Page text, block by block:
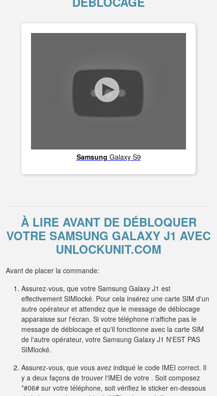
Samsung Galaxy S9
À LIRE AVANT DE DÉBLOQUER
VOTRE SAMSUNG GALAXY J1 AVEC
UNLOCKUNIT.COM
Avant de placer la commande:
Assurez-vous, que votre Samsung Galaxy J1 est
effectivement SIMlocké. Pour cela insérez une carte SIM d'un
autre opérateur et attendez que le message de déblocage
apparaisse sur l'écran. Si votre téléphone n'affiche pas le
message de déblocage et qu'il fonctionne avec la carte SIM
de l'autre opérateur, votre Samsung Galaxy J1 N'EST PAS
SIMlocké.
Assurez-vous, que vous avez indiqué le code IMEI correct. Il
y a deux façons de trouver l'IMEI de votre . Soit composez
*#06# sur votre téléphone, soit vérifiez le sticker en-dessous